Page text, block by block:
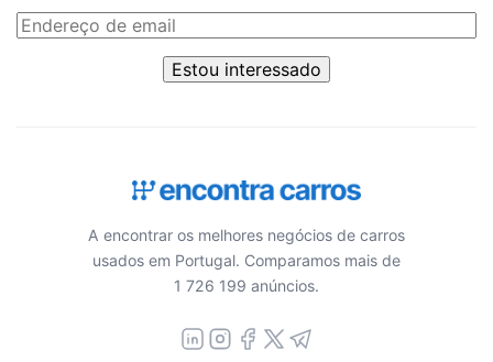
Estou interessado
A encontrar os melhores negócios de carros
usados em Portugal. Comparamos mais de
1 726 199 anúncios.